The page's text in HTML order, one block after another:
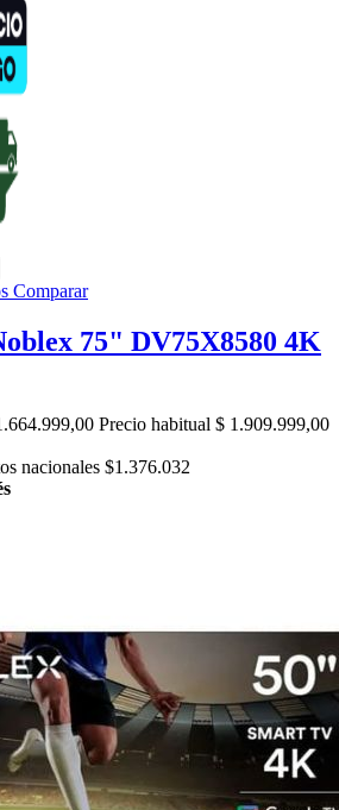
Comparar
75" DV75X8580 4K
Precio habitual $ 1.909.999,00
nacionales $1.376.032